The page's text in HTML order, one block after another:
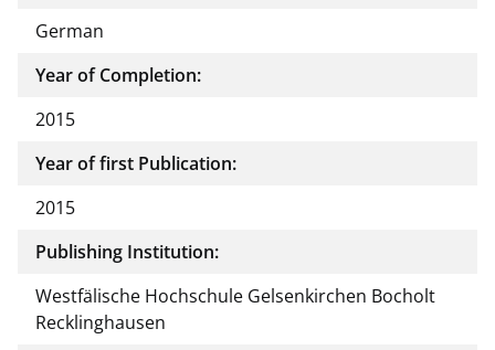
German
Year of Completion:
2015
Year of first Publication:
2015
Publishing Institution:
Westfälische Hochschule Gelsenkirchen Bocholt
Recklinghausen